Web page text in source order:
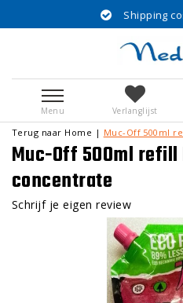
Menu Verlanglijst
Terug naar Home | Muc-Off 500ml
Muc-Off 500ml
concentrate
Schrijf je eigen review